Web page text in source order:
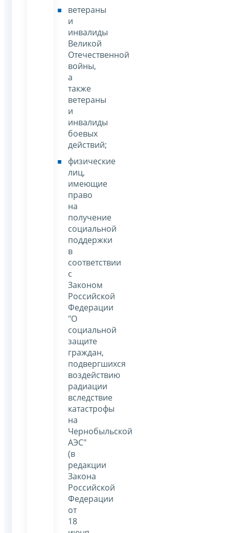
ветераны
и
инвалиды
Великой
Отечественной
войны,
а
также
ветераны
и
инвалиды
боевых
действий;
физические
лиц,
имеющие
право
на
получение
социальной
поддержки
в
соответствии
с
Законом
Российской
Федерации
"О
социальной
защите
граждан,
подвергшихся
воздействию
радиации
вследствие
катастрофы
на
Чернобыльской
АЭС"
(в
редакции
Закона
Российской
Федерации
от
18